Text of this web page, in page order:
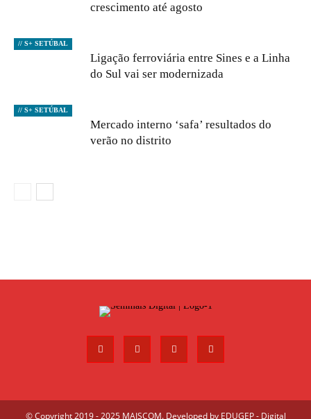
crescimento até agosto
// S+ SETÚBAL
Ligação ferroviária entre Sines e a Linha
do Sul vai ser modernizada
// S+ SETÚBAL
Mercado interno ‘safa’ resultados do
verão no distrito
© Copyright 2019 - 2025 MAISCOM. Developed by EDUGEP - Digital